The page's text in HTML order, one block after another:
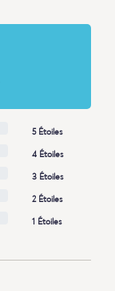
5 Étoiles
4 Étoiles
3 Étoiles
2 Étoiles
1 Étoiles